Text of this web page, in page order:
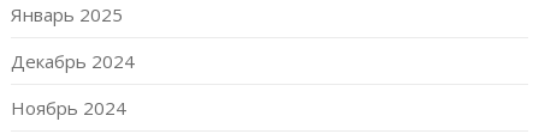
Январь 2025
Декабрь 2024
Ноябрь 2024